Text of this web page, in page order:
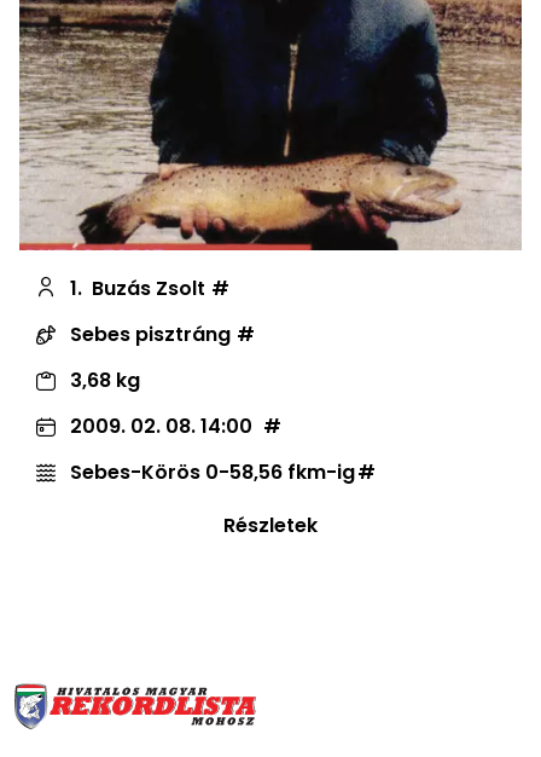
1. Buzás Zsolt
Sebes pisztráng
3,68 kg
2009. 02. 08. 14:00
Sebes-Körös 0-58,56 fkm-ig
Részletek